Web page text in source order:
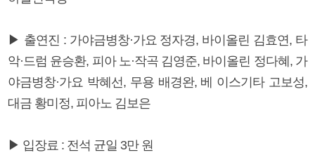
▶ 출연진 : 가야금병창·가요 정자경, 바이올린 김효연, 타
악·드럼 윤승환, 피아 노·작곡 김영준, 바이올린 정다혜, 가
야금병창·가요 박혜선, 무용 배경완, 베 이스기타 고보성,
대금 황미정, 피아노 김보은
▶ 입장료 : 전석 균일 3만 원